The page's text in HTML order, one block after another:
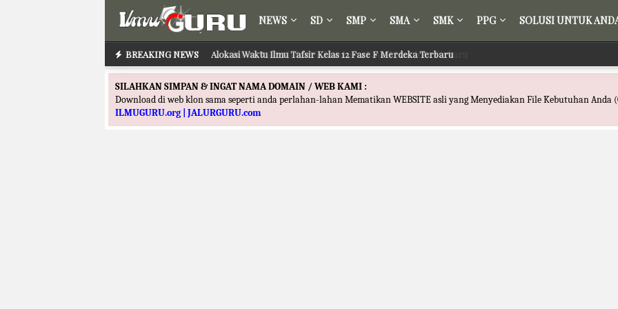
NEWS SD SMP SMA SMK PPG SOLUSI UNTUK
BREAKING NEWS Alokasi Waktu Ilmu Tafsir Kelas 12 Fase F Merdeka Terbaru
SILAHKAN SIMPAN & INGAT NAMA DOMAIN / WEB KAMI :
Download di web klon sama seperti anda perlahan-lahan Mematikan WEBSITE asli yang Menyediakan File Kebutuhan Anda
ILMUGURU.org | JALURGURU.com